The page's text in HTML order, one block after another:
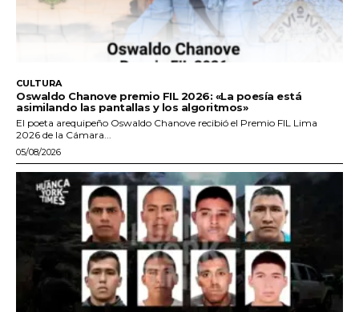
CULTURA
Oswaldo Chanove premio FIL 2026: «La poesía está
asimilando las pantallas y los algoritmos»
El poeta arequipeño Oswaldo Chanove recibió el Premio FIL Lima
2026 de la Cámara...
05/08/2026